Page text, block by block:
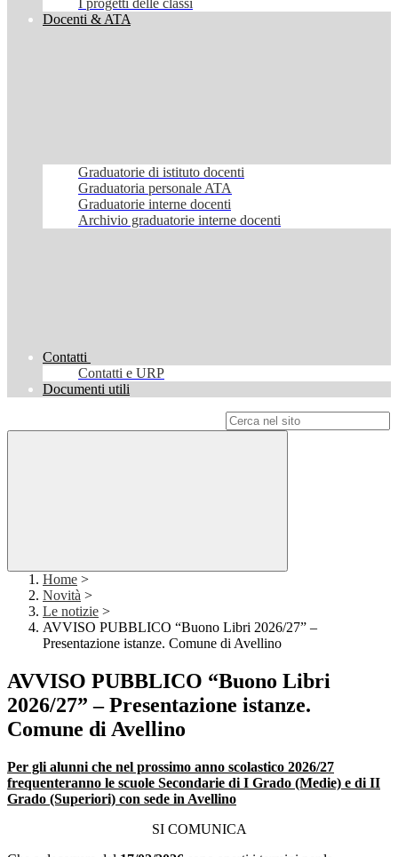
I progetti delle classi
Docenti & ATA
Graduatorie di istituto docenti
Graduatoria personale ATA
Graduatorie interne docenti
Archivio graduatorie interne docenti
Contatti
Contatti e URP
Documenti utili
Home >
Novità >
Le notizie >
AVVISO PUBBLICO “Buono Libri 2026/27” –
Presentazione istanze. Comune di Avellino
AVVISO PUBBLICO “Buono Libri
2026/27” – Presentazione istanze.
Comune di Avellino
Per gli alunni che nel prossimo anno scolastico 2026/27
frequenteranno le scuole Secondarie di I Grado (Medie) e di II
Grado (Superiori) con sede in Avellino
SI COMUNICA